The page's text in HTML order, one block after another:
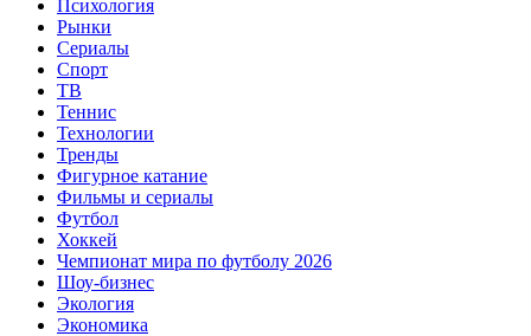
Психология
Рынки
Сериалы
Спорт
ТВ
Теннис
Технологии
Тренды
Фигурное катание
Фильмы и сериалы
Футбол
Хоккей
Чемпионат мира по футболу 2026
Шоу-бизнес
Экология
Экономика